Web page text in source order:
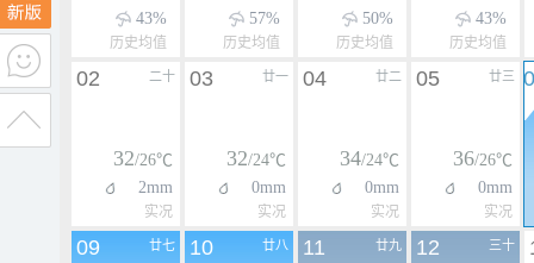
43%
历史均值
57%
历史均值
50%
历史均值
43%
历史均值
二十
02
32/26℃
2mm
实况
廿一
03
32/24℃
0mm
实况
廿二
04
34/24℃
0mm
实况
廿三
05
36/26℃
0mm
实况
廿七
09 廿八
10 廿九
11 三十
12